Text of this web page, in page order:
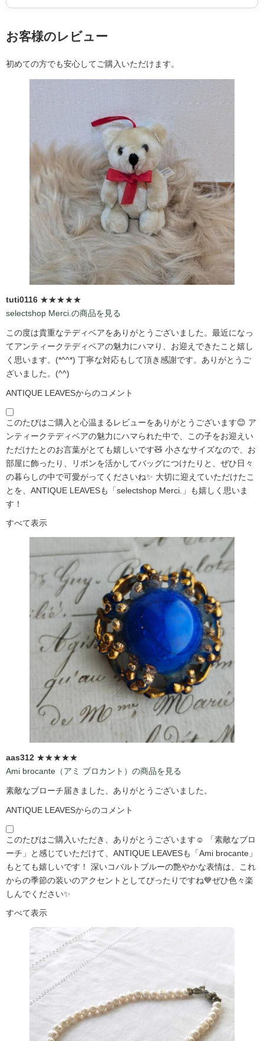
お客様のレビュー
初めての方でも安心してご購入いただけます。
tuti0116 ★★★★★
selectshop Merci.の商品を見る
この度は貴重なテディベアをありがとうございました。最近になっ
てアンティークテディベアの魅力にハマり、お迎えできたこと嬉し
く思います。(*^^*) 丁寧な対応もして頂き感謝です。ありがとうご
ざいました。(^^)
ANTIQUE LEAVESからのコメント
このたびはご購入と心温まるレビューをありがとうございます😊 ア
ンティークテディベアの魅力にハマられた中で、この子をお迎えい
ただけたとのお言葉がとても嬉しいです🧸 小さなサイズなので、お
部屋に飾ったり、リボンを活かしてバッグにつけたりと、ぜひ日々
の暮らしの中で可愛がってくださいね✨ 大切に迎えていただけたこ
とを、ANTIQUE LEAVESも「selectshop Merci.」も嬉しく思いま
す！
すべて表示
aas312 ★★★★★
Ami brocante（アミ ブロカント）の商品を見る
素敵なブローチ届きました、ありがとうございました。
ANTIQUE LEAVESからのコメント
このたびはご購入いただき、ありがとうございます☺️ 「素敵なブロ
ーチ」と感じていただけて、ANTIQUE LEAVESも「Ami brocante」
もとても嬉しいです！ 深いコバルトブルーの艶やかな表情は、これ
からの季節の装いのアクセントとしてぴったりですね💙ぜひ色々楽
しんでください✨
すべて表示